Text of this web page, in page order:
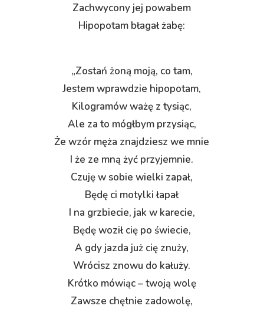
Zachwycony jej powabem
Hipopotam błagał żabę:
„Zostań żoną moją, co tam,
Jestem wprawdzie hipopotam,
Kilogramów ważę z tysiąc,
Ale za to mógłbym przysiąc,
Że wzór męża znajdziesz we mnie
I że ze mną żyć przyjemnie.
Czuję w sobie wielki zapał,
Będę ci motylki łapał
I na grzbiecie, jak w karecie,
Będę woził cię po świecie,
A gdy jazda już cię znuży,
Wrócisz znowu do kałuży.
Krótko mówiąc – twoją wolę
Zawsze chętnie zadowolę,